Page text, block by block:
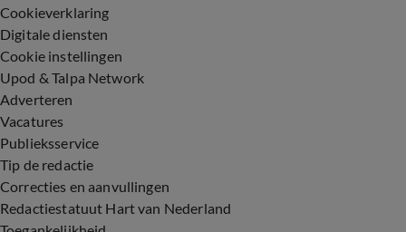
Cookieverklaring
Digitale diensten
Cookie instellingen
Upod & Talpa Network
Adverteren
Vacatures
Publieksservice
Tip de redactie
Correcties en aanvullingen
Redactiestatuut Hart van Nederland